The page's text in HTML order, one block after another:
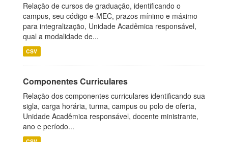
Relação de cursos de graduação, identificando o
campus, seu código e-MEC, prazos mínimo e máximo
para integralização, Unidade Acadêmica responsável,
qual a modalidade de...
CSV
Componentes Curriculares
Relação dos componentes curriculares identificando sua
sigla, carga horária, turma, campus ou polo de oferta,
Unidade Acadêmica responsável, docente ministrante,
ano e período...